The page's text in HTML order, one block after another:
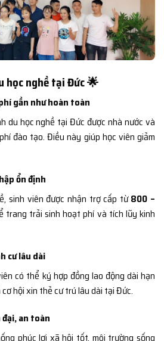
học nghề tại Đức 🌟
gần như hoàn toàn
du học nghề tại Đức được nhà nước và
đào tạo. Điều này giúp học viên giảm
ổn định
sinh viên được nhận trợ cấp từ800 –
trang trải sinh hoạt phí và tích lũy kinh
cư lâu dài
có thể ký hợp đồng lao động dài hạn
hội xin thẻ cư trú lâu dài tại Đức.
an toàn
phúc lợi xã hội tốt, môi trường sống